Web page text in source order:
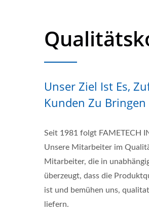
Unser Ziel Ist Es,
Kunden Zu Bringen
Seit 1981 folgt FAMETECH
Unsere Mitarbeiter im
Mitarbeiter, die in
überzeugt, dass die
ist und bemühen uns,
liefern.